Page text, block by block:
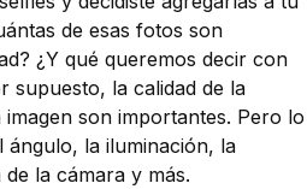
de esas fotos son
¿Y qué queremos decir con
supuesto, la calidad de la
son importantes. Pero lo
ángulo, la iluminación, la
la cámara y más.